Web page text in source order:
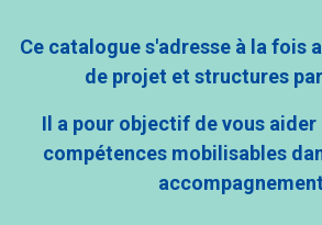
Ce catalogue s'adresse à la fois
de projet et structures
Il a pour objectif de vous
compétences mobilisables